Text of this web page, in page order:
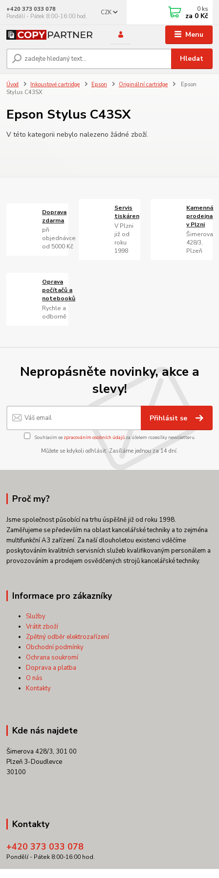
Menu
CZK
Hledat
+420 373 033 078
Pondělí - Pátek 8:00-16:00 hod.
0 ks
za 0 Kč
Úvod Inkoustové cartridge Epson Originální cartridge
Epson
Stylus C43SX
Epson Stylus C43SX
V této kategorii nebylo nalezeno žádné zboží.
Doprava
zdarma
při
objednávce
od 5000 Kč
Servis
tiskáren
V Plzni
již od
roku
1998
Kamenná
prodejna
v Plzni
Šimerova
428/3,
Plzeň
Oprava
počítačů a
notebooků
Rychle a
odborně
Nepropásněte novinky, akce a
slevy!
Přihlásit se
Souhlasím se zpracováním osobních údajůza účelem rozesílky newsletteru.
Můžete se kdykoli odhlásit. Zasíláme jednou za 14 dní.
Proč my?
Jsme společnost působící na trhu úspěšně již od roku 1998.
Zaměřujeme se především na oblast kancelářské techniky a to zejména
multifunkční A3 zařízení. Za naší dlouholetou existenci vděčíme
poskytováním kvalitních servisních služeb kvalifikovaným personálem a
provozováním a prodejem osvědčených strojů kancelářské techniky.
Informace pro zákazníky
Služby
Vrátit zboží
Zpětný odběr elektrozařízení
Obchodní podmínky
Ochrana soukromí
Doprava a platba
O nás
Kontakty
Kde nás najdete
Šimerova 428/3, 301 00
Plzeň 3-Doudlevce
30100
Kontakty
+420 373 033 078
Pondělí - Pátek 8:00-16:00 hod.